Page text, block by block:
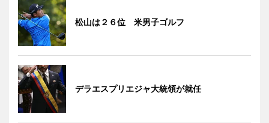
松山は２６位 米男子ゴルフ
デラエスプリエジャ大統領が就任